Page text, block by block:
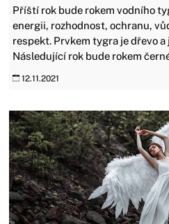
Příští rok bude rokem vodního
energii, rozhodnost, ochranu,
respekt. Prvkem tygra je dřevo a
Následující rok bude rokem
12.11.2021